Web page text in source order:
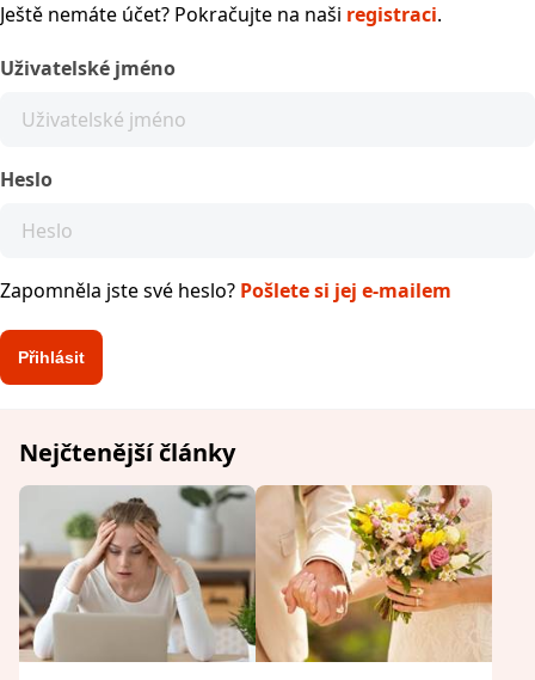
Ještě nemáte účet? Pokračujte na naši registraci.
Uživatelské jméno
Heslo
Zapomněla jste své heslo? Pošlete si jej e-mailem
Nejčtenější články